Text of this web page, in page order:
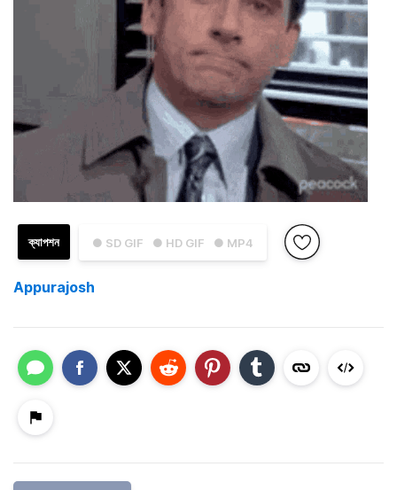
● SD GIF ● HD GIF ● MP4
ক্যাপশন
Appurajosh